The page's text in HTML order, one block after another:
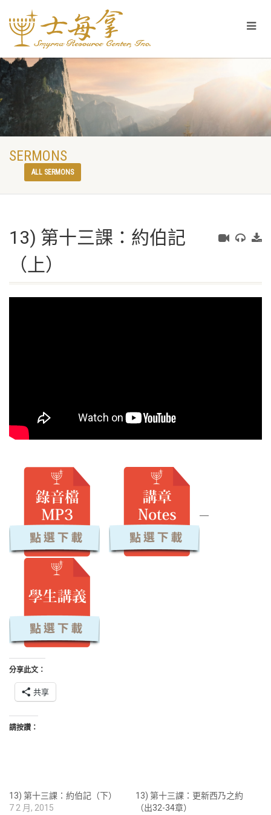
SERMONS
ALL SERMONS
13) 第十三課：約伯記
（上）
分享此文：
共享
請按讚：
13) 第十三課：約伯記（下）
7 2 月, 2015
13) 第十三課：更新西乃之約
（出32-34章）